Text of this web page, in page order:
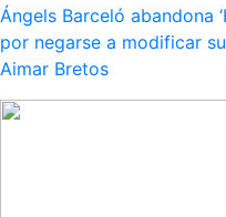
Ángels Barceló abandona
por negarse a modificar
Aimar Bretos